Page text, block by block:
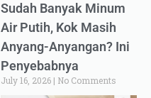
Sudah Banyak Minum
Air Putih, Kok Masih
Anyang-Anyangan? Ini
Penyebabnya
July 16, 2026 No Comments